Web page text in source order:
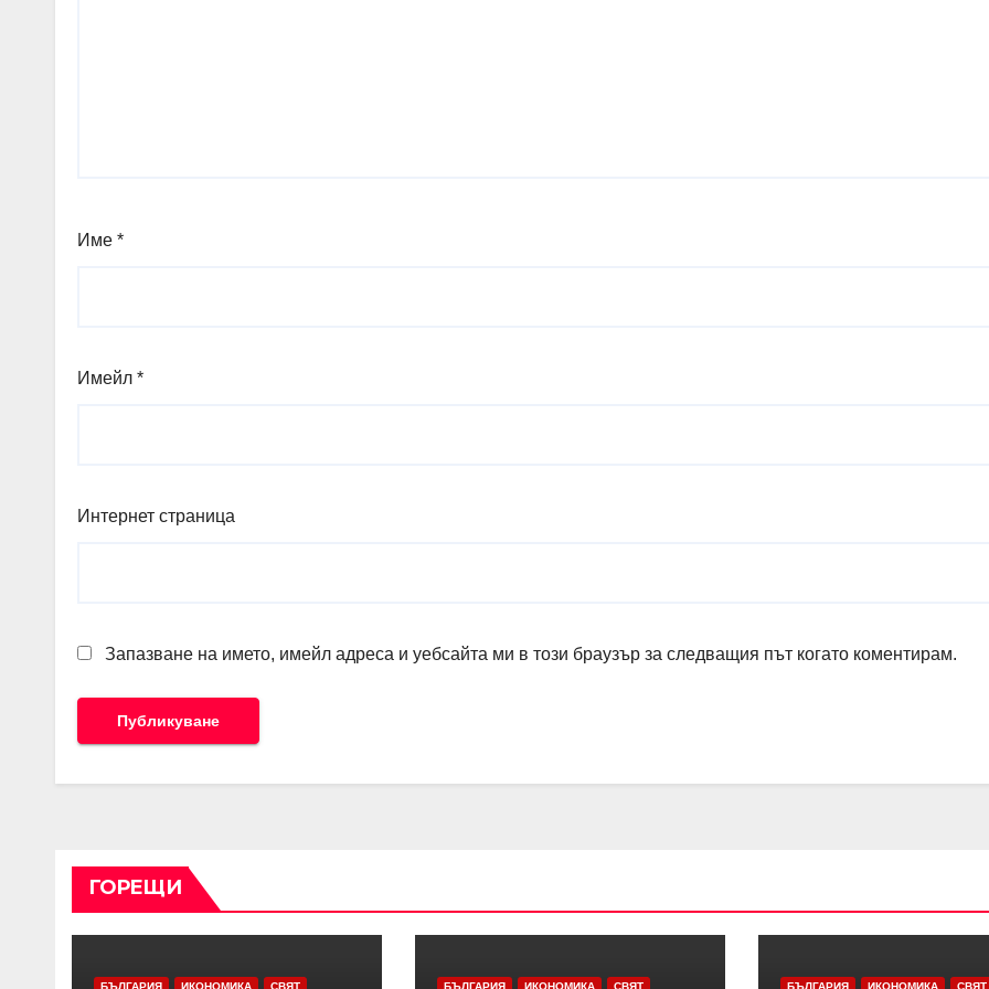
Име *
Имейл *
Интернет страница
Запазване на името, имейл адреса и уебсайта ми в този браузър за следващия път когато коментирам.
ГОРЕЩИ
БЪЛГАРИЯ ИКОНОМИКА СВЯТ БЪЛГАРИЯ ИКОНОМИКА СВЯТ БЪЛГАРИЯ ИКОНОМИКА СВЯТ